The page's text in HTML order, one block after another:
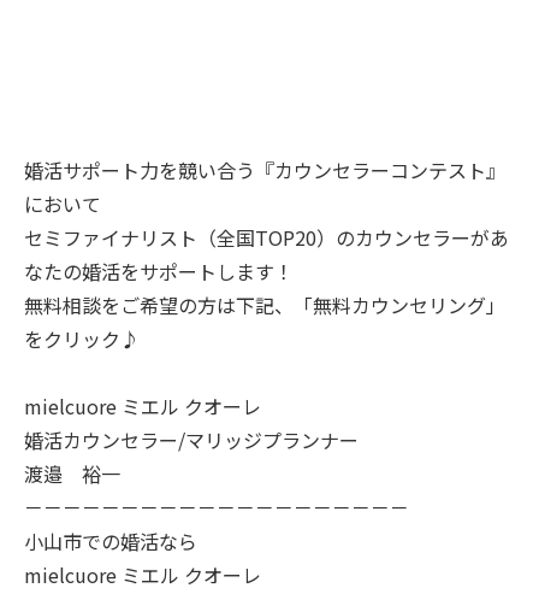
婚活サポート力を競い合う『カウンセラーコンテスト』
において
セミファイナリスト（全国TOP20）のカウンセラーがあ
なたの婚活をサポートします！
無料相談をご希望の方は下記、「無料カウンセリング」
をクリック♪
mielcuore ミエル クオーレ
婚活カウンセラー/マリッジプランナー
渡邉 裕一
－－－－－－－－－－－－－－－－－－－－
小山市での婚活なら
mielcuore ミエル クオーレ